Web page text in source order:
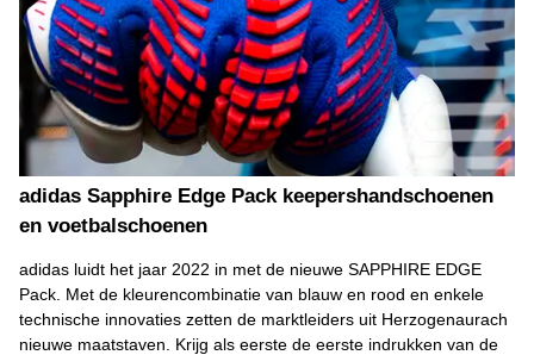
adidas Sapphire Edge Pack keepershandschoenen
en voetbalschoenen
adidas luidt het jaar 2022 in met de nieuwe SAPPHIRE EDGE
Pack. Met de kleurencombinatie van blauw en rood en enkele
technische innovaties zetten de marktleiders uit Herzogenaurach
nieuwe maatstaven. Krijg als eerste de eerste indrukken van de